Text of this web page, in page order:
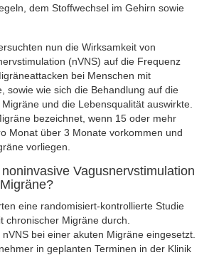
dem Stoffwechsel im Gehirn sowie
nun die Wirksamkeit von
(nVNS) auf die Frequenz
bei Menschen mit
sowie wie sich die Behandlung auf die
und die Lebensqualität auswirkte.
bezeichnet, wenn 15 oder mehr
Monat über 3 Monate vorkommen und
vorliegen.
Vagusnervstimulation
eine randomisiert-kontrollierte Studie
chronischer Migräne durch.
bei einer akuten Migräne eingesetzt.
in geplanten Terminen in der Klinik